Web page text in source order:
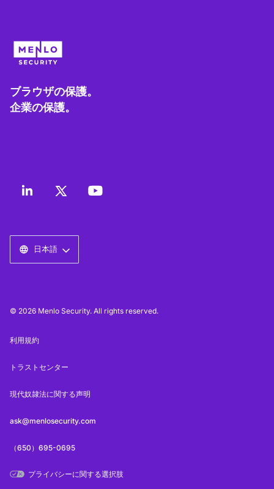
ブラウザの保護。
企業の保護。
日本語
© 2026 Menlo Security. All rights reserved.
利用規約
トラストセンター
現代奴隷法に関する声明
ask@menlosecurity.com
（650）695-0695
プライバシーに関する選択肢